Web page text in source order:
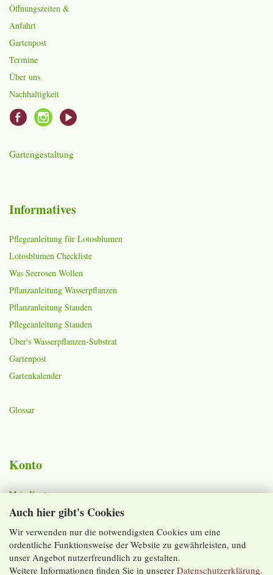
Auch hier gibt's Cookies
Wir verwenden nur die notwendigsten Cookies um eine
ordentliche Funktionsweise der Website zu gewährleisten, und
unser Angebot nutzerfreundlich zu gestalten.
Weitere Informationen finden Sie in unserer Datenschutzerklärung.
Öffnungszeiten &
Anfahrt
Gartenpost
Termine
Über uns
Nachhaltigkeit
Gartengestaltung
Informatives
Pflegeanleitung für Lotosblumen
Lotosblumen Checkliste
Was Seerosen Wollen
Pflanzanleitung Wasserpflanzen
Pflanzanleitung Stauden
Pflegeanleitung Stauden
Über's Wasserpflanzen-Substrat
Gartenpost
Gartenkalender
Glossar
Konto
Mein Konto
Warenkorb
Merkzettel
Lieferzeiten und Versandkosten